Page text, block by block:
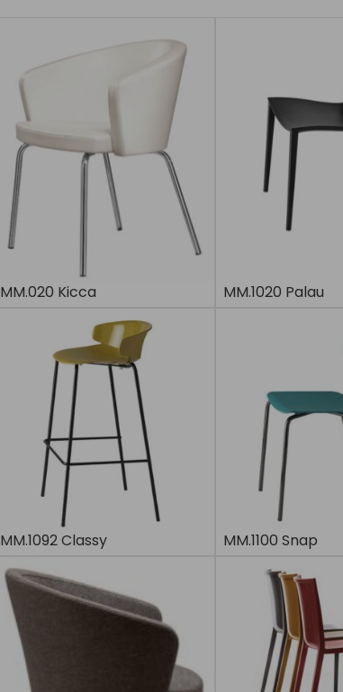
MM.020 Kicca MM.1020 Palau
MM.1092 Classy MM.1100 Snap